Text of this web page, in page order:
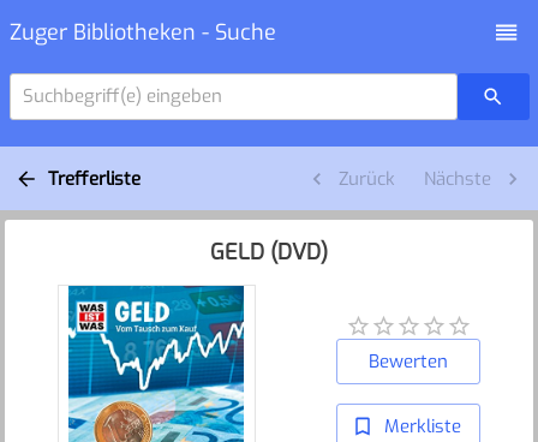
Zuger Bibliotheken - Suche
Suchbegriff(e) eingeben
Trefferliste Zurück Nächste
GELD (DVD)
Bewerten
Merkliste